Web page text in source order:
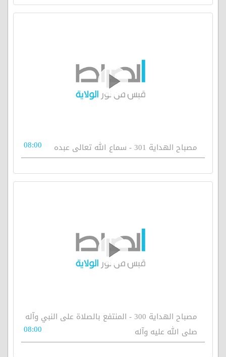
مصباح الهداية 301 - سماع الله تعالى عبده 08:00
مصباح الهداية 300 - المنتفع بالصلاة على النبي وآله
صلى الله عليه وآله
08:00